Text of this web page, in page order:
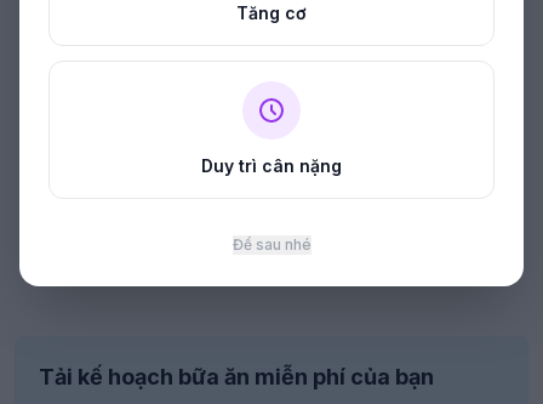
Tăng cơ
Duy trì cân nặng
Để sau nhé
Tải kế hoạch bữa ăn miễn phí của bạn